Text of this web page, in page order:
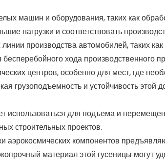
машин и оборудования, таких как
нагрузки и соответствовать
производства автомобилей, таких
хода производственного
центров, особенно для мест, где
грузоподъемность и устойчивость
для подъема и
строительных проектов.
компонентов
материал этой гусеницы могут